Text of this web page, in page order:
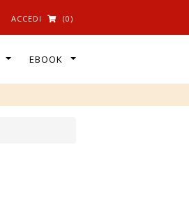
ACCEDI (0)
EBOOK